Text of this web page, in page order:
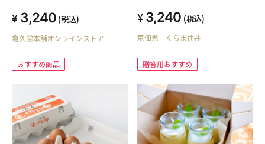
3,240 (税込)
亀久堂本舗オンラインストア
おすすめ商品
3,240 (税込)
京佃煮 くらま辻井
贈答用おすすめ